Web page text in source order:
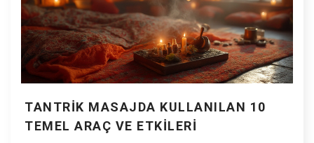
TANTRIK MASAJDA KULLANILAN 10
TEMEL ARAÇ VE ETKILERI